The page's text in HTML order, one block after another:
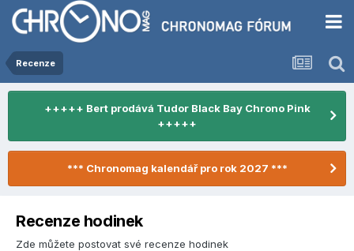
Recenze
+++++ Bert prodává Tudor Black Bay Chrono Pink
+++++
*** Chronomag kalendář pro rok 2027 ***
Recenze hodinek
Zde můžete postovat své recenze hodinek